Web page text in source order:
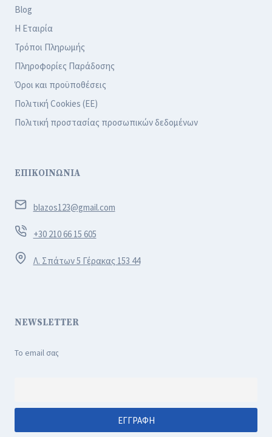
Blog
Η Εταιρία
Τρόποι Πληρωμής
Πληροφορίες Παράδοσης
Όροι και προϋποθέσεις
Πολιτική Cookies (ΕΕ)
Πολιτική προστασίας προσωπικών δεδομένων
ΕΠΙΚΟΙΝΩΝΙΑ
blazos123@gmail.com
+30 210 66 15 605
Λ. Σπάτων 5 Γέρακας 153 44
NEWSLETTER
Το email σας